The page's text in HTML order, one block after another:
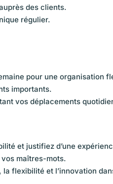
des clients.
régulier.
pour une organisation
importants.
vos déplacements
et justifiez d’une
maîtres-mots.
flexibilité et l’innovation